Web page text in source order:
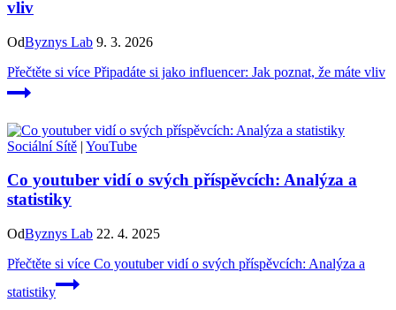
vliv
OdByznys Lab 9. 3. 2026
Přečtěte si více Připadáte si jako influencer: Jak poznat, že máte vliv
Sociální Sítě | YouTube
Co youtuber vidí o svých příspěvcích: Analýza a
statistiky
OdByznys Lab 22. 4. 2025
Přečtěte si více Co youtuber vidí o svých příspěvcích: Analýza a
statistiky